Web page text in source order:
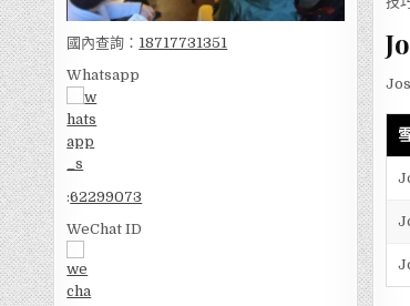
國內查詢： 18717731351
Whatsapp
:62299073
WeChat ID